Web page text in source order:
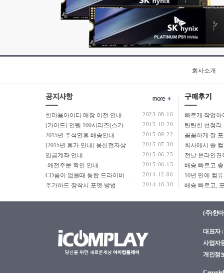
회사소개
한마음아이티 매장 이전 안내 2023-08-16
[가이드] 인텔 100시리즈(스카이레이크보드) 에서 윈도우7 USB 설치 방법 소개 2015-10-20
2015년 추석연휴 배송안내 2015-09-22
[2015년 휴가 안내] 용산전자상가 여름 휴가 안내 2015-07-30
입금계좌 안내 2015-06-25
-예전주문 확인 안내- 2015-06-15
CD롬이 없을때 통합 드라이버 설치법 2014-12-06
추가하드 장착시 포멧 방법 2014-10-30
탄탄한 선정리
(주)한
대표자
사업자
개인정